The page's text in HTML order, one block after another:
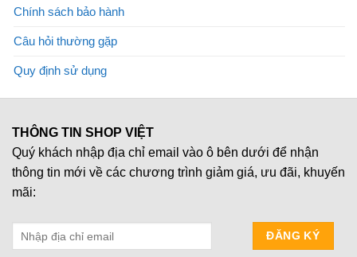
Chính sách bảo hành
Câu hỏi thường gặp
Quy định sử dụng
THÔNG TIN SHOP VIỆT
Quý khách nhập địa chỉ email vào ô bên dưới để nhận
thông tin mới về các chương trình giảm giá, ưu đãi, khuyến
mãi: